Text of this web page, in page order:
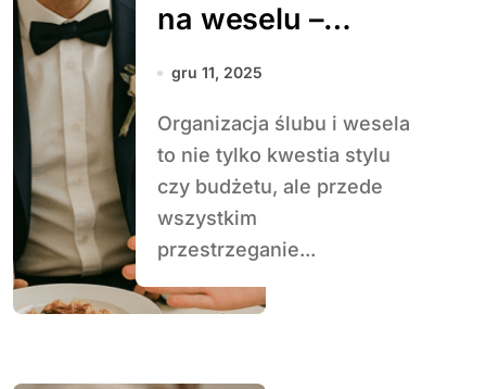
na weselu –
savoir-vivre dla
gości
gru 11, 2025
Organizacja ślubu i wesela
to nie tylko kwestia stylu
czy budżetu, ale przede
wszystkim
przestrzeganie...